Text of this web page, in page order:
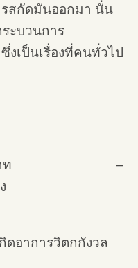
รสกัดมันออกมา นั่น
ะบวนการ
งเป็นเรื่องที่คนทั่วไป
จิตประสาท –
รวิตกกังวล